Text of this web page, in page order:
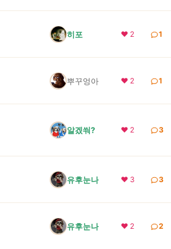
히포 ❤ 2 1
뿌꾸엉아 ❤ 2 1
알겠쒀? ❤ 2 3
유후눈나 ❤ 3 3
유후눈나 ❤ 2 2